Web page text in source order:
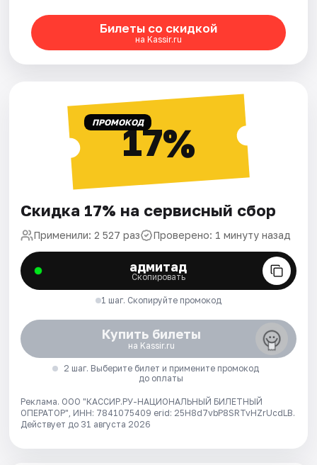
Билеты со скидкой
на Kassir.ru
ПРОМОКОД17%
Скидка 17% на сервисный сбор
Применили: 2 527 раз Проверено: 1 минуту назад
адмитад
Скопировать
1 шаг. Скопируйте промокод
Купить билеты
на Kassir.ru
2 шаг. Выберите билет и примените промокод
до оплаты
Реклама. ООО "КАССИР.РУ-НАЦИОНАЛЬНЫЙ БИЛЕТНЫЙ
ОПЕРАТОР", ИНН: 7841075409 erid: 25H8d7vbP8SRTvHZrUcdLB.
Действует до 31 августа 2026